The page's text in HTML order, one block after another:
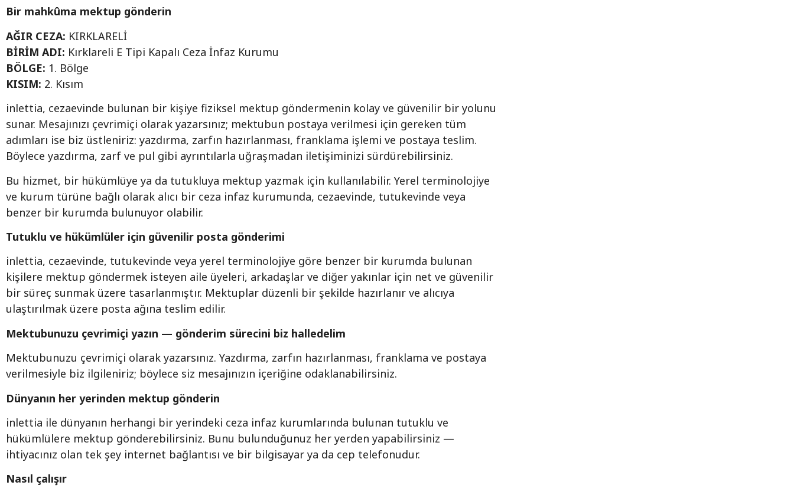
Bir mahkûma mektup gönderin
AĞIR CEZA: KIRKLARELİ
BİRİM ADI: Kırklareli E Tipi Kapalı Ceza İnfaz Kurumu
BÖLGE: 1. Bölge
KISIM: 2. Kısım
inlettia, cezaevinde bulunan bir kişiye fiziksel mektup göndermenin kolay ve güvenilir bir yolunu
sunar. Mesajınızı çevrimiçi olarak yazarsınız; mektubun postaya verilmesi için gereken tüm
adımları ise biz üstleniriz: yazdırma, zarfın hazırlanması, franklama işlemi ve postaya teslim.
Böylece yazdırma, zarf ve pul gibi ayrıntılarla uğraşmadan iletişiminizi sürdürebilirsiniz.
Bu hizmet, bir hükümlüye ya da tutukluya mektup yazmak için kullanılabilir. Yerel terminolojiye
ve kurum türüne bağlı olarak alıcı bir ceza infaz kurumunda, cezaevinde, tutukevinde veya
benzer bir kurumda bulunuyor olabilir.
Tutuklu ve hükümlüler için güvenilir posta gönderimi
inlettia, cezaevinde, tutukevinde veya yerel terminolojiye göre benzer bir kurumda bulunan
kişilere mektup göndermek isteyen aile üyeleri, arkadaşlar ve diğer yakınlar için net ve güvenilir
bir süreç sunmak üzere tasarlanmıştır. Mektuplar düzenli bir şekilde hazırlanır ve alıcıya
ulaştırılmak üzere posta ağına teslim edilir.
Mektubunuzu çevrimiçi yazın — gönderim sürecini biz halledelim
Mektubunuzu çevrimiçi olarak yazarsınız. Yazdırma, zarfın hazırlanması, franklama ve postaya
verilmesiyle biz ilgileniriz; böylece siz mesajınızın içeriğine odaklanabilirsiniz.
Dünyanın her yerinden mektup gönderin
inlettia ile dünyanın herhangi bir yerindeki ceza infaz kurumlarında bulunan tutuklu ve
hükümlülere mektup gönderebilirsiniz. Bunu bulunduğunuz her yerden yapabilirsiniz —
ihtiyacınız olan tek şey internet bağlantısı ve bir bilgisayar ya da cep telefonudur.
Nasıl çalışır